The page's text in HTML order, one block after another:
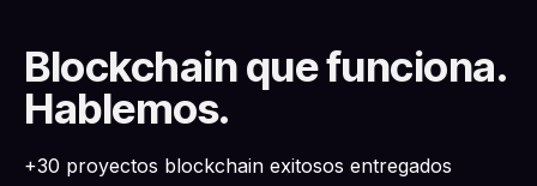
Blockchain que funciona.
Hablemos.
+30 proyectos blockchain exitosos entregados